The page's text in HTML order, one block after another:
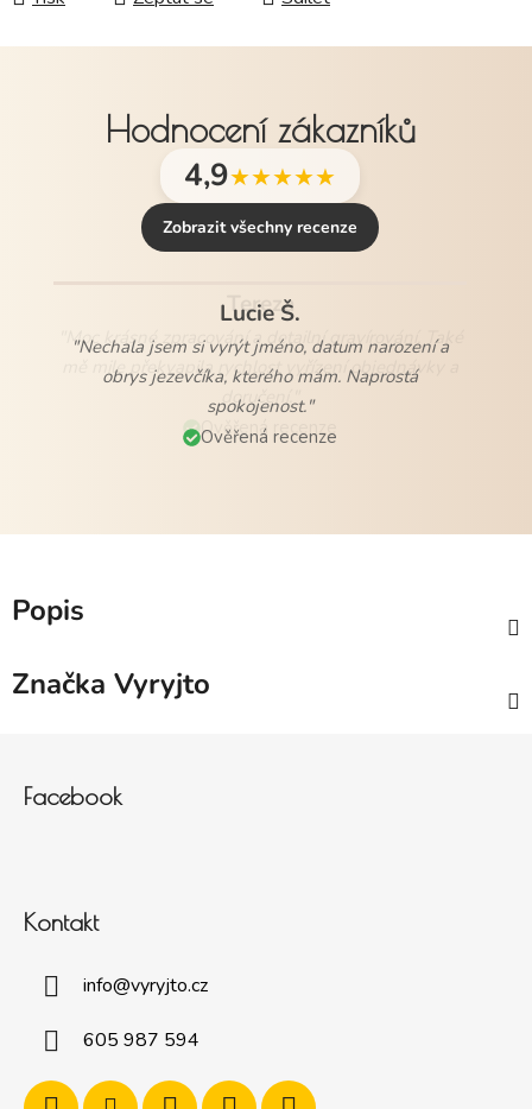
Hodnocení zákazníků
4,9★★★★★
Zobrazit všechny recenze
Lucie Š.
"Nechala jsem si vyrýt jméno, datum narození a
obrys jezevčíka, kterého mám. Naprostá
spokojenost."
Ověřená recenze
Popis
Značka Vyryjto
Facebook
Kontakt
info@vyryjto.cz
605 987 594